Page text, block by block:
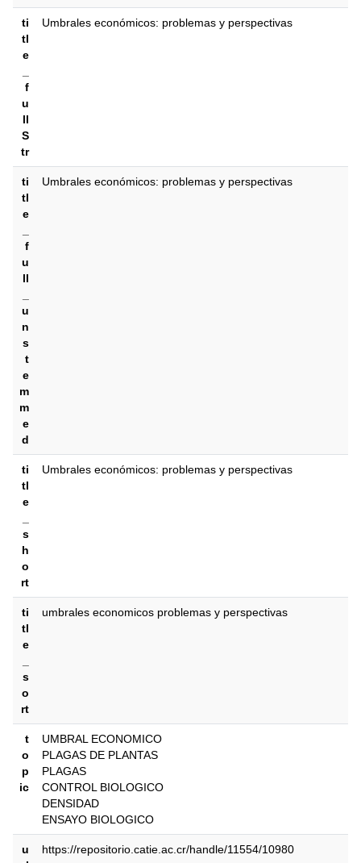
ti
tl
e
f
u
ll
S
tr
Umbrales económicos: problemas y perspectivas
ti
tl
e
f
u
ll
u
n
s
t
e
m
m
e
d
Umbrales económicos: problemas y perspectivas
ti
tl
e
s
h
o
rt
Umbrales económicos: problemas y perspectivas
ti
tl
e
s
o
rt
umbrales economicos problemas y perspectivas
t
o
p
ic
UMBRAL ECONOMICO
PLAGAS DE PLANTAS
PLAGAS
CONTROL BIOLOGICO
DENSIDAD
ENSAYO BIOLOGICO
u
https://repositorio.catie.ac.cr/handle/11554/10980